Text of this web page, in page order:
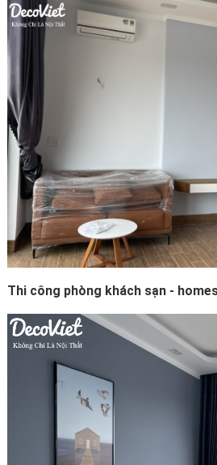
Thi công phòng khách sạn -